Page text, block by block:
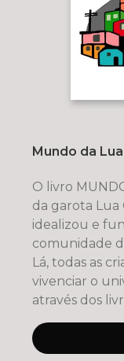
Mundo da Lua
O livro
da garota Lua
idealizou e
comunidade
Lá, todas as
vivenciar o
através dos